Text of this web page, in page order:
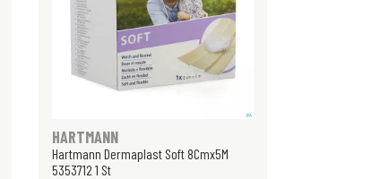
HARTMANN
Hartmann Dermaplast Soft 8Cmx5M
5353712 1 St